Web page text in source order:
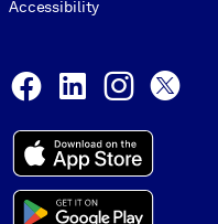
Accessibility
Facebook
LinkedIn